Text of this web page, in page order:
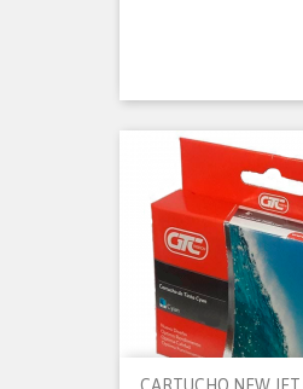
CARTUCHO NEW JET